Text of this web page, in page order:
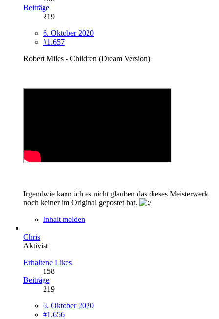
Beiträge
219
6. Oktober 2020
#1.657
Robert Miles ‎- Children (Dream Version)
Irgendwie kann ich es nicht glauben das dieses Meisterwerk
noch keiner im Original gepostet hat.
Inhalt melden
Chris
Aktivist
Erhaltene Likes
158
Beiträge
219
6. Oktober 2020
#1.656